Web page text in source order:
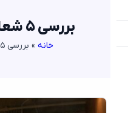
بررسی ۵ شعار مهم تبلیغاتی
»بررسی ۵ شعار مهم تبلیغاتی